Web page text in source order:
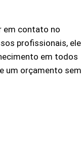
em contato no
profissionais, ele
em todos
um orçamento sem